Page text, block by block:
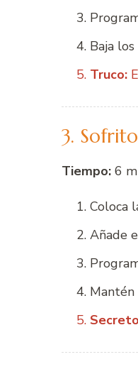
Baja
Truco:
3.
Tiempo: 6
Coloca
Añade
Mantén